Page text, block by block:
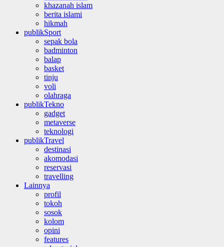
khazanah islam
berita islami
hikmah
publikSport
sepak bola
badminton
balap
basket
tinju
voli
olahraga
publikTekno
gadget
metaverse
teknologi
publikTravel
destinasi
akomodasi
reservasi
travelling
Lainnya
profil
tokoh
sosok
kolom
opini
features